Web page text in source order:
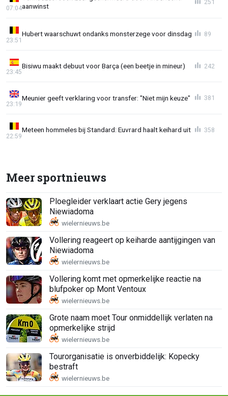
aanwinst
07:04
251
Hubert waarschuwt ondanks monsterzege voor dinsdag
23:51
89
Bisiwu maakt debuut voor Barça (een beetje in mineur)
23:45
242
Meunier geeft verklaring voor transfer: "Niet mijn keuze"
23:19
381
Meteen hommeles bij Standard: Euvrard haalt keihard uit
22:59
358
Meer sportnieuws
Ploegleider verklaart actie Gery jegens
Niewiadoma
Vollering reageert op keiharde aantijgingen van
Niewiadoma
Vollering komt met opmerkelijke reactie na
blufpoker op Mont Ventoux
Grote naam moet Tour onmiddellijk verlaten na
opmerkelijke strijd
Tourorganisatie is onverbiddelijk: Kopecky
bestraft